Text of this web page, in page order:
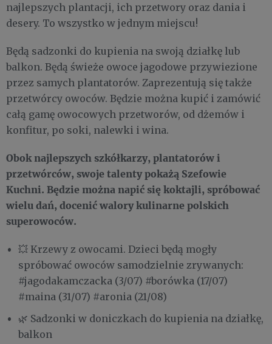
najlepszych plantacji, ich przetwory oraz dania i
desery. To wszystko w jednym miejscu!
Będą sadzonki do kupienia na swoją działkę lub
balkon. Będą świeże owoce jagodowe przywiezione
przez samych plantatorów. Zaprezentują się także
przetwórcy owoców. Będzie można kupić i zamówić
całą gamę owocowych przetworów, od dżemów i
konfitur, po soki, nalewki i wina.
Obok najlepszych szkółkarzy, plantatorów i
przetwórców, swoje talenty pokażą Szefowie
Kuchni. Będzie można napić się koktajli, spróbować
wielu dań, docenić walory kulinarne polskich
superowoców.
💥 Krzewy z owocami. Dzieci będą mogły
spróbować owoców samodzielnie zrywanych:
#jagodakamczacka (3/07) #borówka (17/07)
#maina (31/07) #aronia (21/08)
🌿 Sadzonki w doniczkach do kupienia na działkę,
balkon